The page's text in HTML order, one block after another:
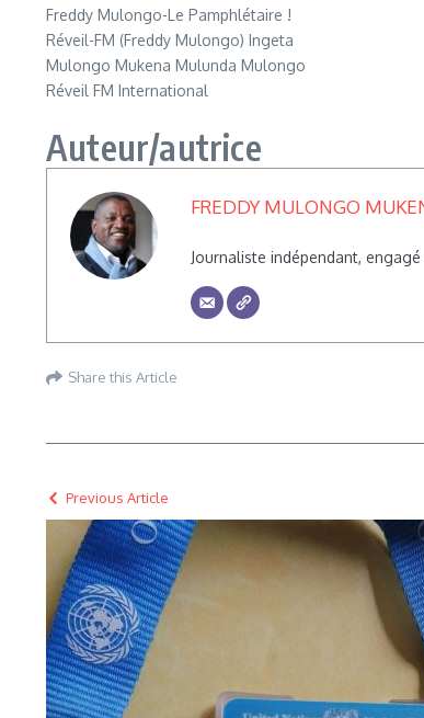
Freddy Mulongo-Le Pamphlétaire !
Réveil-FM (Freddy Mulongo) Ingeta
Mulongo Mukena Mulunda Mulongo
Réveil FM International
Auteur/autrice
FREDDY MULONGO
Journaliste indépendant,
Share this Article
Previous Article